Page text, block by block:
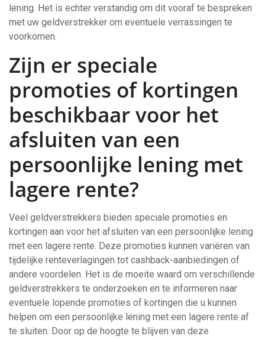
lening. Het is echter verstandig om dit vooraf te bespreken
met uw geldverstrekker om eventuele verrassingen te
voorkomen.
Zijn er speciale
promoties of kortingen
beschikbaar voor het
afsluiten van een
persoonlijke lening met
lagere rente?
Veel geldverstrekkers bieden speciale promoties en
kortingen aan voor het afsluiten van een persoonlijke lening
met een lagere rente. Deze promoties kunnen variëren van
tijdelijke renteverlagingen tot cashback-aanbiedingen of
andere voordelen. Het is de moeite waard om verschillende
geldverstrekkers te onderzoeken en te informeren naar
eventuele lopende promoties of kortingen die u kunnen
helpen om een persoonlijke lening met een lagere rente af
te sluiten. Door op de hoogte te blijven van deze